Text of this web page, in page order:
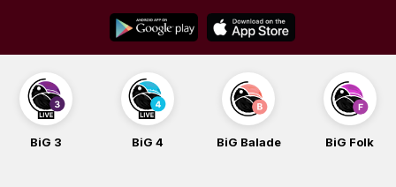
content
BiG 3 BiG 4 BiG Balade BiG Folk